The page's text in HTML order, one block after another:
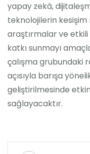
yapay zekâ,
teknolojilerin kesişim
araştırmalar ve
katkı sunmayı
çalışma grubundaki
açısıyla barışa
geliştirilmesinde
sağlayacaktır.